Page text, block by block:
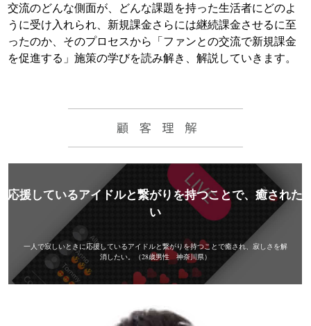
交流のどんな側面が、どんな課題を持った生活者にどのよ
うに受け入れられ、新規課金さらには継続課金させるに至
ったのか、そのプロセスから「ファンとの交流で新規課金
を促進する」施策の学びを読み解き、解説していきます。
応援しているアイドルと繋がりを持つことで、癒された
い
一人で寂しいときに応援しているアイドルと繋がりを持つことで癒され、寂しさを解
消したい。
（28歳男性 神奈川県）